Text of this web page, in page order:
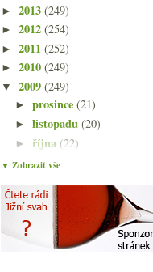
► 2013 (249)
► 2012 (254)
► 2011 (252)
► 2010 (249)
▼ 2009 (249)
►prosince(21)
►listopadu(20)
►října (22)
►září(21)
►července
► června (22)
▼ května (20)
▼ Zobrazit vše